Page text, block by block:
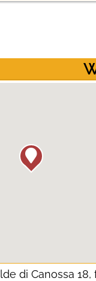
di Canossa 18,